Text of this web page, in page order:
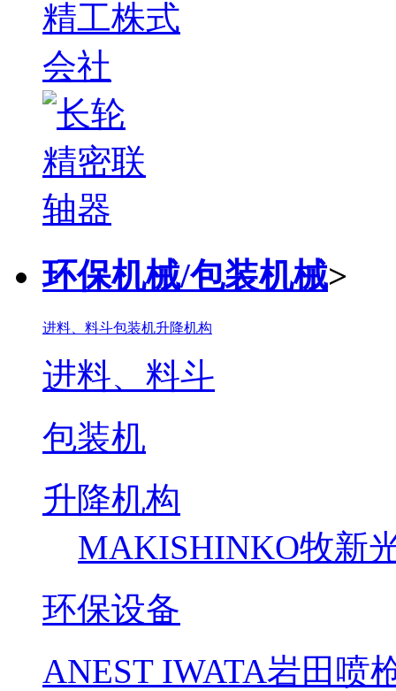
环保机械/包装机械>
进料、料斗包装机升降机构
进料、料斗
包装机
升降机构
MAKISHINKO牧新
环保设备
ANEST IWATA岩田喷